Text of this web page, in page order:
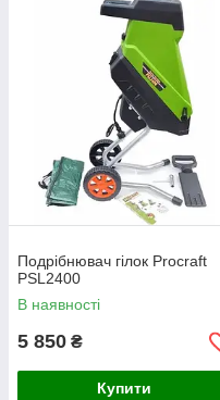
Подрібнювач гілок Procraft
PSL2400
В наявності
5 850 ₴
Купити